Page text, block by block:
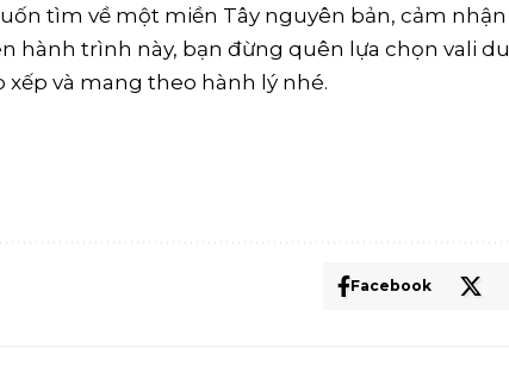
tìm về một miền Tây nguyên bản, cảm nhận
hành trình này, bạn đừng quên lựa chọn vali du
xếp và mang theo hành lý nhé.
Facebook